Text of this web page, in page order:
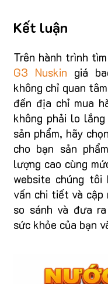
Kết luận
Trên hành trình
G3 Nuskin giá
không chỉ quan
đến địa chỉ mua
không phải lo
sản phẩm, hãy
cho bạn sản
lượng cao cùng
website chúng
vấn chi tiết và cập
so sánh và đưa
sức khỏe của bạn